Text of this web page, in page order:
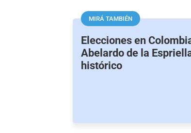
MIRÁ TAMBIÉN
Elecciones en
Abelardo de la
histórico